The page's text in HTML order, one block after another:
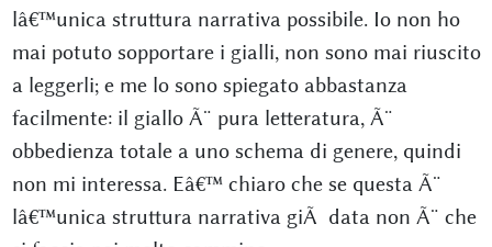
lâ€™unica struttura narrativa possibile. Io non ho
mai potuto sopportare i gialli, non sono mai riuscito
a leggerli; e me lo sono spiegato abbastanza
facilmente: il giallo Ã¨ pura letteratura, Ã¨
obbedienza totale a uno schema di genere, quindi
non mi interessa. Eâ€™ chiaro che se questa Ã¨
lâ€™unica struttura narrativa giÃ data non Ã¨ che